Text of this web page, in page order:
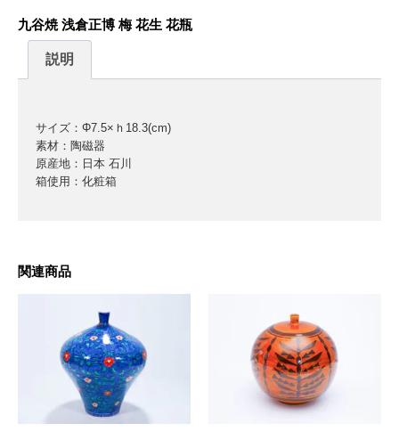
九谷焼 浅倉正博 梅 花生 花瓶
説明
サイズ：Φ7.5×ｈ18.3(cm)
素材：陶磁器
原産地：日本 石川
箱使用：化粧箱
関連商品